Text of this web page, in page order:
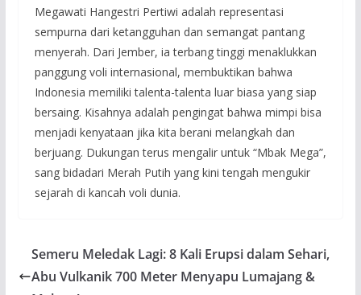
Megawati Hangestri Pertiwi adalah representasi
sempurna dari ketangguhan dan semangat pantang
menyerah. Dari Jember, ia terbang tinggi menaklukkan
panggung voli internasional, membuktikan bahwa
Indonesia memiliki talenta-talenta luar biasa yang siap
bersaing. Kisahnya adalah pengingat bahwa mimpi bisa
menjadi kenyataan jika kita berani melangkah dan
berjuang. Dukungan terus mengalir untuk “Mbak Mega”,
sang bidadari Merah Putih yang kini tengah mengukir
sejarah di kancah voli dunia.
Semeru Meledak Lagi: 8 Kali Erupsi dalam Sehari,
Abu Vulkanik 700 Meter Menyapu Lumajang &